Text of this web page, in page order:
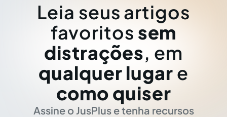
Leia seus artigos
favoritos sem
distrações, em
qualquer lugar e
como quiser
Assine o JusPlus e tenha recursos